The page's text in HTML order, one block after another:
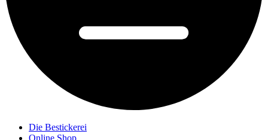
Die Bestickerei
Online Shop